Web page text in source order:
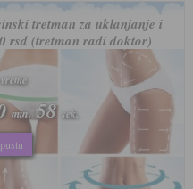
tretman za uklanjanje i
rsd (tretman radi doktor)
min. 55 sek.
min. 55 sek.